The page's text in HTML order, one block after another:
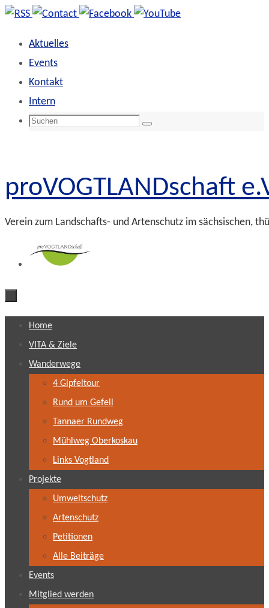
Zum
springen
Aktuelles
Events
Kontakt
Intern
Suchen
Suchen
proVOGTLANDschaft
Verein zum Landschafts- und Artenschutz im sächsischen,
Inhalt
springen
Home
VITA & Ziele
Wanderwege
4 Gipfeltour
Rund um Gefell
Tannaer Rundweg
Mühlweg Oberkoskau
Links Vogtland
Projekte
Umweltschutz
Artenschutz
Petitionen
Alle Beiträge
Events
Mitglied werden